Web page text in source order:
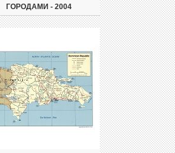
ГОРОДАМИ - 2004